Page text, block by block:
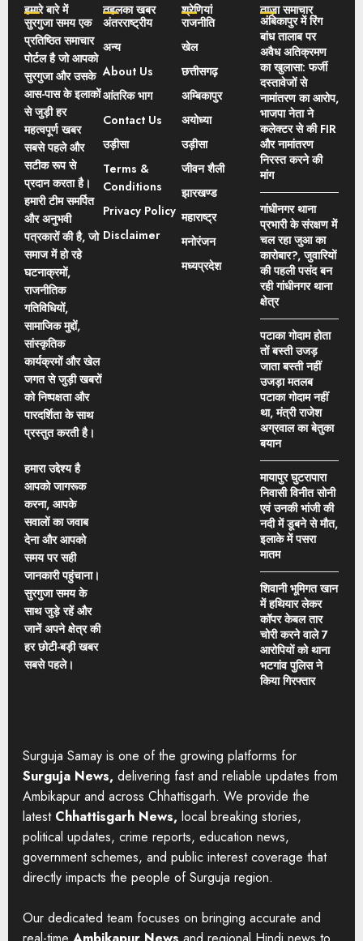
हमारे बारे में
सुरगुजा समय एक
प्रतिष्ठित समाचार
पोर्टल है जो आपको
सुरगुजा और उसके
आस-पास के इलाकों
से जुड़ी हर
महत्वपूर्ण खबर
सबसे पहले और
सटीक रूप से
प्रदान करता है।
हमारी टीम समर्पित
और अनुभवी
पत्रकारों की है, जो
समाज में हो रहे
घटनाक्रमों,
राजनीतिक
गतिविधियों,
सामाजिक मुद्दों,
सांस्कृतिक
कार्यक्रमों और खेल
जगत से जुड़ी खबरों
को निष्पक्षता और
पारदर्शिता के साथ
प्रस्तुत करती है।
हमारा उद्देश्य है
आपको जागरूक
करना, आपके
सवालों का जवाब
देना और आपको
समय पर सही
जानकारी पहुंचाना।
सुरगुजा समय के
साथ जुड़े रहें और
जानें अपने क्षेत्र की
हर छोटी-बड़ी खबर
सबसे पहले।
तहलका खबर
अंतरराष्ट्रीय
अन्य
About Us
आंतरिक भाग
Contact Us
उड़ीसा
Terms &
Conditions
Privacy Policy
Disclaimer
श्रेणियां
राजनीति
खेल
छत्तीसगढ़
अम्बिकापुर
अयोध्या
उड़ीसा
जीवन शैली
झारखण्ड
महाराष्ट्र
मनोरंजन
मध्यप्रदेश
ताज़ा समाचार
अंबिकापुर में रिंग
बांध तालाब पर
अवैध अतिक्रमण
का खुलासा: फर्जी
दस्तावेजों से
नामांतरण का आरोप,
भाजपा नेता ने
कलेक्टर से की FIR
और नामांतरण
निरस्त करने की
मांग
गांधीनगर थाना
प्रभारी के संरक्षण में
चल रहा जुआ का
कारोबार?, जुवारियों
की पहली पसंद बन
रही गांधीनगर थाना
क्षेत्र
पटाका गोदाम होता
तों बस्ती उजड़
जाता बस्ती नहीं
उजड़ा मतलब
पटाका गोदाम नहीं
था, मंत्री राजेश
अग्रवाल का बेतुका
बयान
मायापुर घुटरापारा
निवासी विनीत सोनी
एवं उनकी भांजी की
नदी में डूबने से मौत,
इलाके में पसरा
मातम
शिवानी भूमिगत खान
में हथियार लेकर
कॉपर केबल तार
चोरी करने वाले 7
आरोपियों को थाना
भटगांव पुलिस ने
किया गिरफ्तार
Surguja Samay is one of the growing platforms for
Surguja News, delivering fast and reliable updates from
Ambikapur and across Chhattisgarh. We provide the
latest Chhattisgarh News, local breaking stories,
political updates, crime reports, education news,
government schemes, and public interest coverage that
directly impacts the people of Surguja region.
Our dedicated team focuses on bringing accurate and